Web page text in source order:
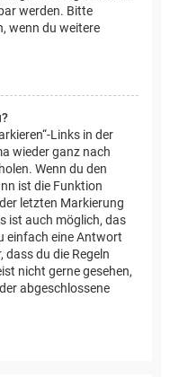
werden. Bitte
wenn du weitere
Links in der
wieder ganz nach
Wenn du den
ist die Funktion
letzten Markierung
ist auch möglich, das
einfach eine Antwort
du die Regeln
nicht gerne gesehen,
abgeschlossene